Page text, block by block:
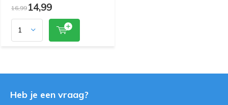
16,9914,99
Heb je een vraag?